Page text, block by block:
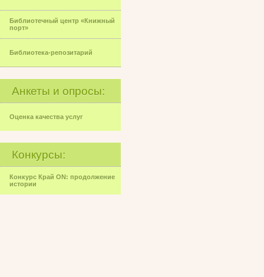
Библиотечный центр «Книжный
порт»
Библиотека-репозитарий
Анкеты и опросы:
Оценка качества услуг
Конкурсы:
Конкурс Край ON: продолжение
истории